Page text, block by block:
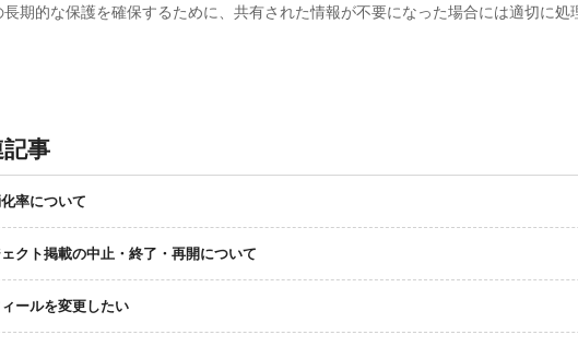
期的な保護を確保するために、共有された情報が不要になった場合には適切に処
事
率について
クト掲載の中止・終了・再開について
ールを変更したい